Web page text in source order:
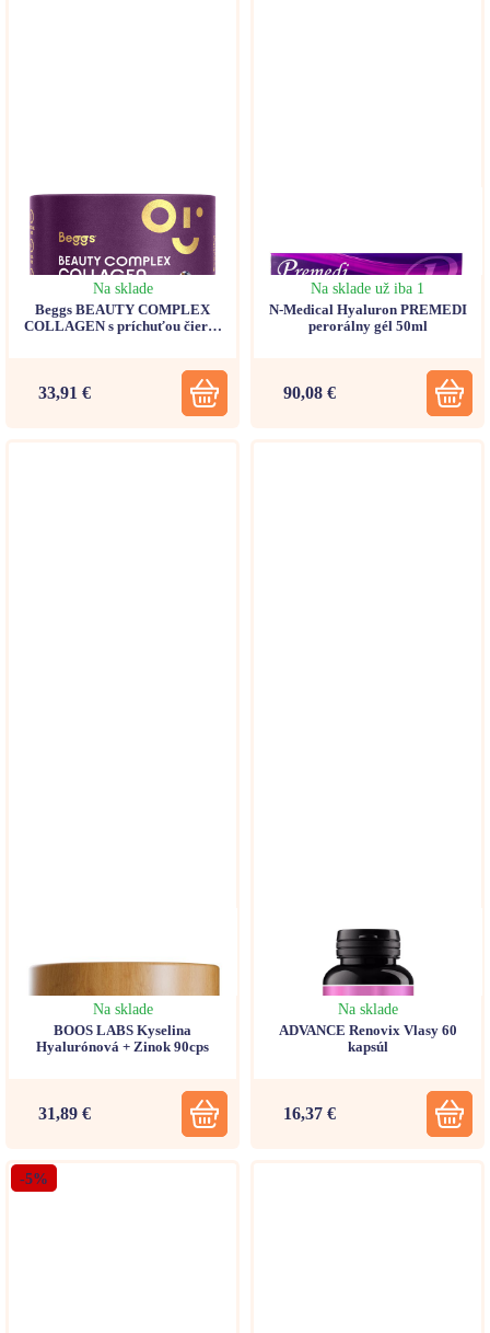
Na sklade
Beggs BEAUTY COMPLEX
COLLAGEN s príchuťou čierne
33,91 €
Na sklade už iba 1
N-Medical Hyaluron PREMEDI
perorálny gél 50ml
90,08 €
Na sklade
BOOS LABS Kyselina
Hyalurónová + Zinok 90cps
31,89 €
Na sklade
ADVANCE Renovix Vlasy 60
kapsúl
16,37 €
-5%